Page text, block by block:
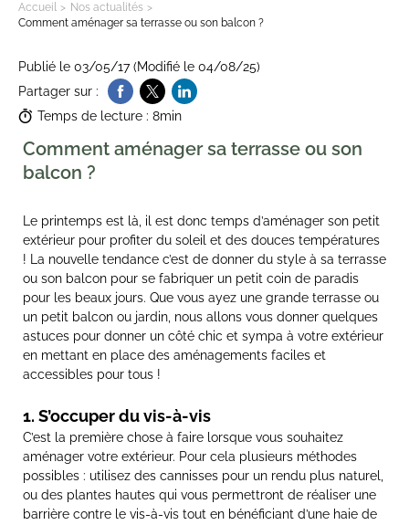
Accueil
Nos actualités
Comment aménager sa terrasse ou son balcon ?
Publié le 03/05/17 (Modifié le 04/08/25)
Partager sur :
Temps de lecture : 8min
Comment aménager sa terrasse ou son
balcon ?
Le printemps est là, il est donc temps d’aménager son petit
extérieur pour profiter du soleil et des douces températures
! La nouvelle tendance c’est de donner du style à sa terrasse
ou son balcon pour se fabriquer un petit coin de paradis
pour les beaux jours. Que vous ayez une grande terrasse ou
un petit balcon ou jardin, nous allons vous donner quelques
astuces pour donner un côté chic et sympa à votre extérieur
en mettant en place des aménagements faciles et
accessibles pour tous !
1. S’occuper du vis-à-vis
C’est la première chose à faire lorsque vous souhaitez
aménager votre extérieur. Pour cela plusieurs méthodes
possibles : utilisez des cannisses pour un rendu plus naturel,
ou des plantes hautes qui vous permettront de réaliser une
barrière contre le vis-à-vis tout en bénéficiant d’une haie de